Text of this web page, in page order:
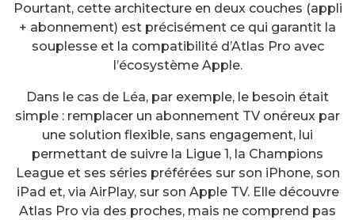
Pourtant, cette architecture en deux couches (appli
+ abonnement) est précisément ce qui garantit la
souplesse et la compatibilité d’Atlas Pro avec
l’écosystème Apple.
Dans le cas de Léa, par exemple, le besoin était
simple : remplacer un abonnement TV onéreux par
une solution flexible, sans engagement, lui
permettant de suivre la Ligue 1, la Champions
League et ses séries préférées sur son iPhone, son
iPad et, via AirPlay, sur son Apple TV. Elle découvre
Atlas Pro via des proches, mais ne comprend pas